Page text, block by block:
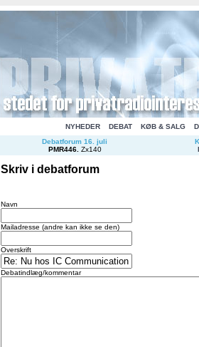
NYHEDER DEBAT KØB & SALG
Debatforum 16. juli
PMR446. Zx140
Skriv i debatforum
Navn
Mailadresse (andre kan ikke se den)
Overskrift
Debatindlæg/kommentar